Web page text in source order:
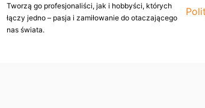
Tworzą go profesjonaliści, jak i hobbyści, których
łączy jedno – pasja i zamiłowanie do otaczającego
nas świata.